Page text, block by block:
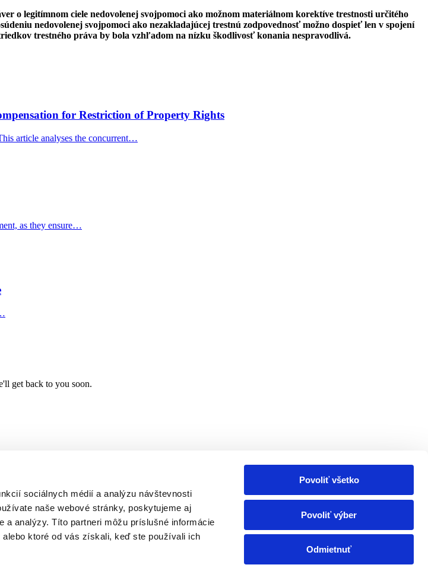
sociálnych médií a analýzu návštevnosti
naše webové stránky, poskytujeme aj
analýzy. Títo partneri môžu príslušné informácie
ktoré od vás získali, keď ste používali ich
Povoliť všetko
Povoliť výber
Odmietnuť
o legitímnom ciele nedovolenej svojpomoci ako možnom materiálnom korektíve trestnosti určitého
nedovolenej svojpomoci ako nezakladajúcej trestnú zodpovednosť možno dospieť len v spojení
trestného práva by bola vzhľadom na nízku škodlivosť konania nespravodlivá.
for Restriction of Property Rights
article analyses the concurrent…
as they ensure…
get back to you soon.